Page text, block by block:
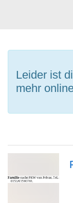
Leider ist
mehr
zur